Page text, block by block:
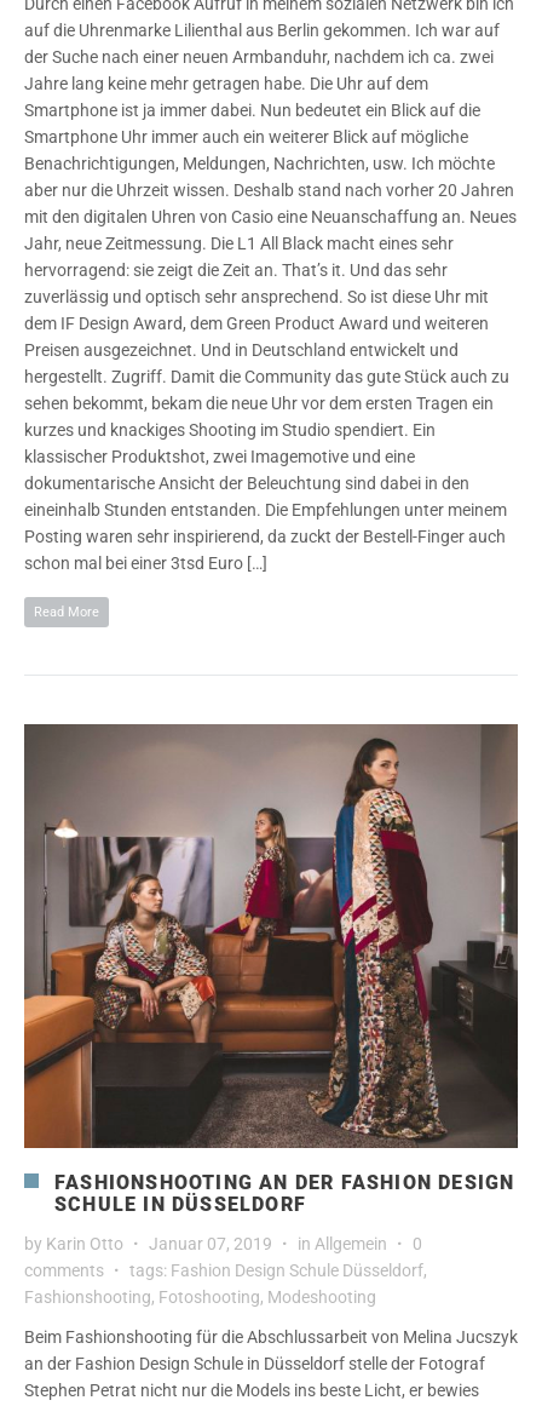
auf die Uhrenmarke Lilienthal aus Berlin gekommen. Ich war auf
der Suche nach einer neuen Armbanduhr, nachdem ich ca. zwei
Jahre lang keine mehr getragen habe. Die Uhr auf dem
Smartphone ist ja immer dabei. Nun bedeutet ein Blick auf die
Smartphone Uhr immer auch ein weiterer Blick auf mögliche
Benachrichtigungen, Meldungen, Nachrichten, usw. Ich möchte
aber nur die Uhrzeit wissen. Deshalb stand nach vorher 20 Jahren
mit den digitalen Uhren von Casio eine Neuanschaffung an. Neues
Jahr, neue Zeitmessung. Die L1 All Black macht eines sehr
hervorragend: sie zeigt die Zeit an. That’s it. Und das sehr
zuverlässig und optisch sehr ansprechend. So ist diese Uhr mit
dem IF Design Award, dem Green Product Award und weiteren
Preisen ausgezeichnet. Und in Deutschland entwickelt und
hergestellt. Zugriff. Damit die Community das gute Stück auch zu
sehen bekommt, bekam die neue Uhr vor dem ersten Tragen ein
kurzes und knackiges Shooting im Studio spendiert. Ein
klassischer Produktshot, zwei Imagemotive und eine
dokumentarische Ansicht der Beleuchtung sind dabei in den
eineinhalb Stunden entstanden. Die Empfehlungen unter meinem
Posting waren sehr inspirierend, da zuckt der Bestell-Finger auch
schon mal bei einer 3tsd Euro […]
Read More
FASHIONSHOOTING AN DER FASHION DESIGN
SCHULE IN DÜSSELDORF
by Karin Otto Januar 07, 2019 in Allgemein
0
comments
tags: Fashion Design Schule Düsseldorf,
Fashionshooting, Fotoshooting, Modeshooting
Beim Fashionshooting für die Abschlussarbeit von Melina Jucszyk
an der Fashion Design Schule in Düsseldorf stelle der Fotograf
Stephen Petrat nicht nur die Models ins beste Licht, er bewies